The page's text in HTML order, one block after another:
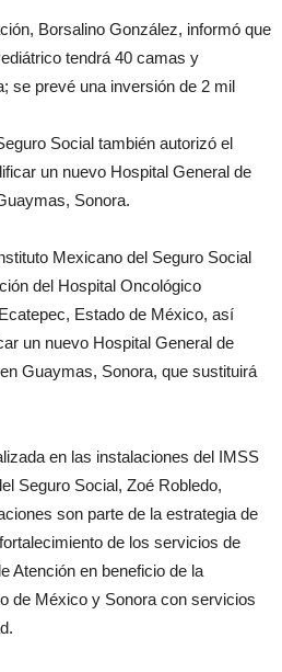
Borsalino González, informó que
tendrá 40 camas y
se prevé una inversión de 2 mil
Social también autorizó el
un nuevo Hospital General de
Sonora.
Mexicano del Seguro Social
del Hospital Oncológico
Estado de México, así
un nuevo Hospital General de
Guaymas, Sonora, que sustituirá
en las instalaciones del IMSS
Seguro Social, Zoé Robledo,
son parte de la estrategia de
de los servicios de
Atención en beneficio de la
de México y Sonora con servicios